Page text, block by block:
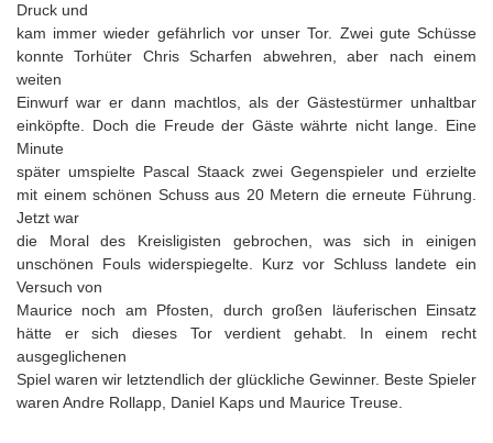
Druck und
kam immer wieder gefährlich vor unser Tor. Zwei gute Schüsse
konnte Torhüter Chris Scharfen abwehren, aber nach einem
weiten
Einwurf war er dann machtlos, als der Gästestürmer unhaltbar
einköpfte. Doch die Freude der Gäste währte nicht lange. Eine
Minute
später umspielte Pascal Staack zwei Gegenspieler und erzielte
mit einem schönen Schuss aus 20 Metern die erneute Führung.
Jetzt war
die Moral des Kreisligisten gebrochen, was sich in einigen
unschönen Fouls widerspiegelte. Kurz vor Schluss landete ein
Versuch von
Maurice noch am Pfosten, durch großen läuferischen Einsatz
hätte er sich dieses Tor verdient gehabt. In einem recht
ausgeglichenen
Spiel waren wir letztendlich der glückliche Gewinner. Beste Spieler
waren Andre Rollapp, Daniel Kaps und Maurice Treuse.